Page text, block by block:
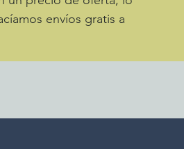
envíos gratis a